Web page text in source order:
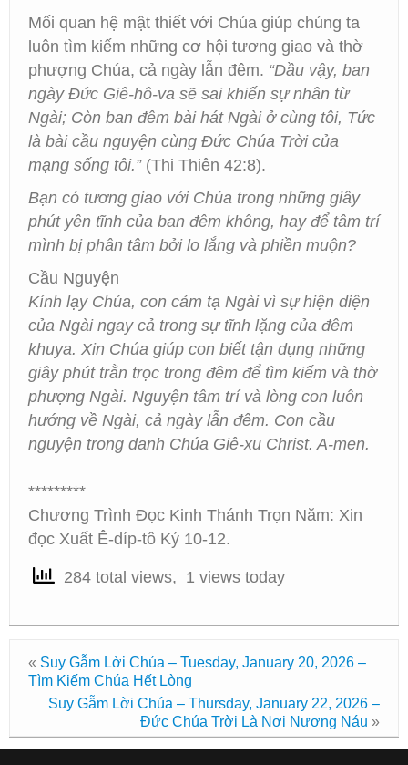
Mối quan hệ mật thiết với Chúa giúp chúng ta
luôn tìm kiếm những cơ hội tương giao và thờ
phượng Chúa, cả ngày lẫn đêm. “Dầu vậy, ban
ngày Đức Giê-hô-va sẽ sai khiến sự nhân từ
Ngài; Còn ban đêm bài hát Ngài ở cùng tôi, Tức
là bài cầu nguyện cùng Đức Chúa Trời của
mạng sống tôi.”(Thi Thiên 42:8).
Bạn có tương giao với Chúa trong những giây
phút yên tĩnh của ban đêm không, hay để tâm trí
mình bị phân tâm bởi lo lắng và phiền muộn?
Cầu Nguyện
Kính lạy Chúa, con cảm tạ Ngài vì sự hiện diện
của Ngài ngay cả trong sự tĩnh lặng của đêm
khuya. Xin Chúa giúp con biết tận dụng những
giây phút trằn trọc trong đêm để tìm kiếm và thờ
phượng Ngài. Nguyện tâm trí và lòng con luôn
hướng về Ngài, cả ngày lẫn đêm. Con cầu
nguyện trong danh Chúa Giê-xu Christ. A-men.
*********
Chương Trình Đọc Kinh Thánh Trọn Năm: Xin
đọc Xuất Ê-díp-tô Ký 10-12.
284 total views, 1 views today
« Suy Gẫm Lời Chúa – Tuesday, January 20, 2026 –
Tìm Kiếm Chúa Hết Lòng
Suy Gẫm Lời Chúa – Thursday, January 22, 2026 –
Đức Chúa Trời Là Nơi Nương Náu »